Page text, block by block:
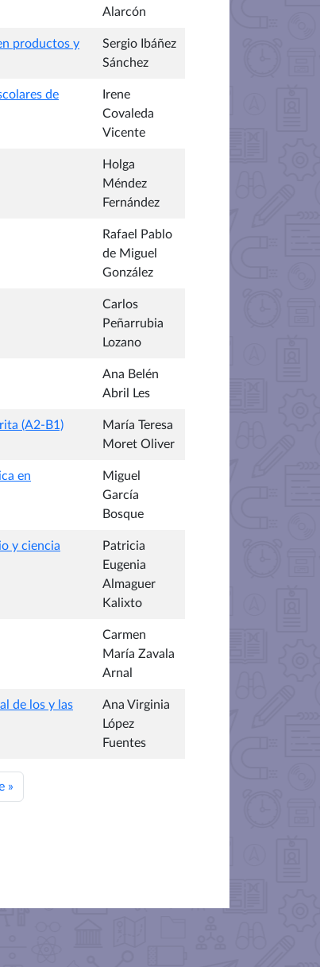
Alarcón
productos y
Sergio Ibáñez
Sánchez
de
Irene
Covaleda
Vicente
Holga
Méndez
Fernández
Rafael Pablo
de Miguel
González
Carlos
Peñarrubia
Lozano
Ana Belén
Abril Les
(A2-B1)
María Teresa
Moret Oliver
en
Miguel
García
Bosque
y ciencia
Patricia
Eugenia
Almaguer
Kalixto
Carmen
María Zavala
Arnal
de los y las
Ana Virginia
López
Fuentes
»